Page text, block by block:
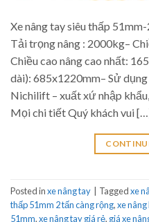
Xe nâng tay siêu thấp
Tải trọng nâng : 2000kg–
Chiều cao nâng cao nhất:
dài): 685x1220mm– Sử
Nichilift – xuất xứ nhập
Mọi chi tiết Quý khách vui
Posted inxe nâng tay Taggedxe
thấp 51mm 2 tấn càng rộng,xe
51mm,xe nâng tay giá rẻ, giá xe